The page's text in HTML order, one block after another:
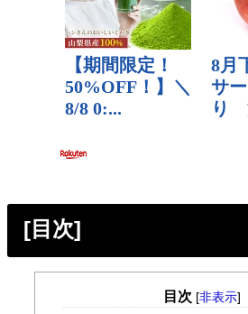
[目次]
目次 [非表示]